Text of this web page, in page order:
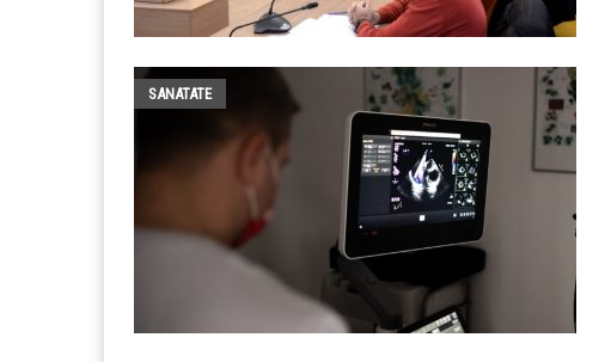
SANATATE